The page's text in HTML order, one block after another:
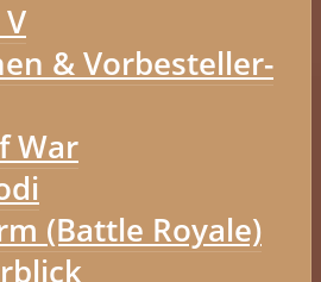
& Vorbesteller-
War
(Battle Royale)